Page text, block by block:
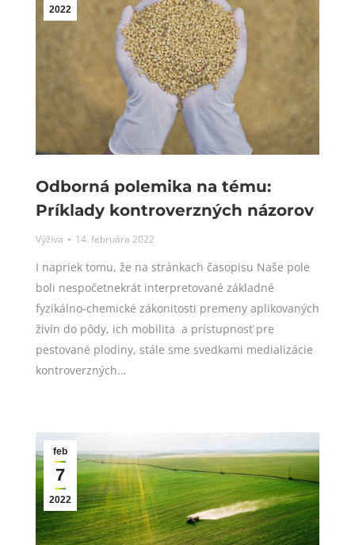
2022
Odborná polemika na tému:
Príklady kontroverzných názorov
Výživa 14. februára 2022
I napriek tomu, že na stránkach časopisu Naše pole
boli nespočetnekrát interpretované základné
fyzikálno-chemické zákonitosti premeny aplikovaných
živín do pôdy, ich mobilita a prístupnosť pre
pestované plodiny, stále sme svedkami medializácie
kontroverzných…
feb
7
2022